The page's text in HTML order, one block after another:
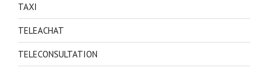
TAXI
TELEACHAT
TELECONSULTATION